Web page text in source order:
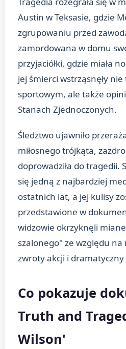
Austin w Teksasie, gdzie
zgrupowaniu przed
zamordowana w domu
przyjaciółki, gdzie miała
jej śmierci wstrząsnęły
sportowym, ale także
Stanach Zjednoczonych.
Śledztwo ujawniło
miłosnego trójkąta,
doprowadziła do tragedii.
się jedną z najbardziej
ostatnich lat, a jej kulisy
przedstawione w
widzowie okrzyknęli
szalonego" ze względu
zwroty akcji i dramatyczny
Co pokazuje
Truth and
Wilson'